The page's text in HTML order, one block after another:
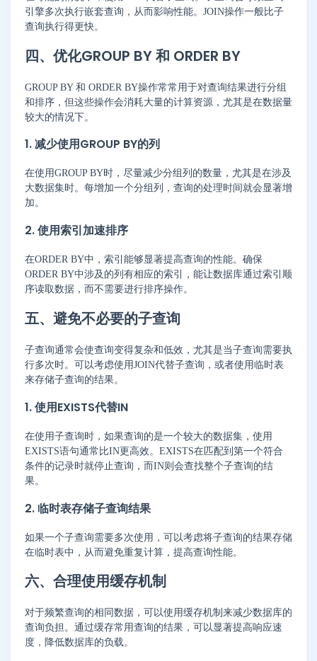
引擎多次执行嵌套查询，从而影响性能。JOIN操作一般比子
查询执行得更快。
四、优化GROUP BY 和 ORDER BY
GROUP BY 和 ORDER BY操作常常用于对查询结果进行分组
和排序，但这些操作会消耗大量的计算资源，尤其是在数据量
较大的情况下。
1. 减少使用GROUP BY的列
在使用GROUP BY时，尽量减少分组列的数量，尤其是在涉及
大数据集时。每增加一个分组列，查询的处理时间就会显著增
加。
2. 使用索引加速排序
在ORDER BY中，索引能够显著提高查询的性能。确保
ORDER BY中涉及的列有相应的索引，能让数据库通过索引顺
序读取数据，而不需要进行排序操作。
五、避免不必要的子查询
子查询通常会使查询变得复杂和低效，尤其是当子查询需要执
行多次时。可以考虑使用JOIN代替子查询，或者使用临时表
来存储子查询的结果。
1. 使用EXISTS代替IN
在使用子查询时，如果查询的是一个较大的数据集，使用
EXISTS语句通常比IN更高效。EXISTS在匹配到第一个符合
条件的记录时就停止查询，而IN则会查找整个子查询的结
果。
2. 临时表存储子查询结果
如果一个子查询需要多次使用，可以考虑将子查询的结果存储
在临时表中，从而避免重复计算，提高查询性能。
六、合理使用缓存机制
对于频繁查询的相同数据，可以使用缓存机制来减少数据库的
查询负担。通过缓存常用查询的结果，可以显著提高响应速
度，降低数据库的负载。